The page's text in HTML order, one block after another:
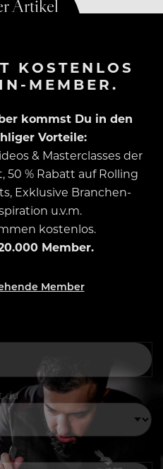
KOSTENLOS
MEMBER.
kommst Du in den
Vorteile:
& Masterclasses der
50 % Rabatt auf Rolling
Exklusive Branchen-
u.v.m.
kostenlos.
Member.
Member
du